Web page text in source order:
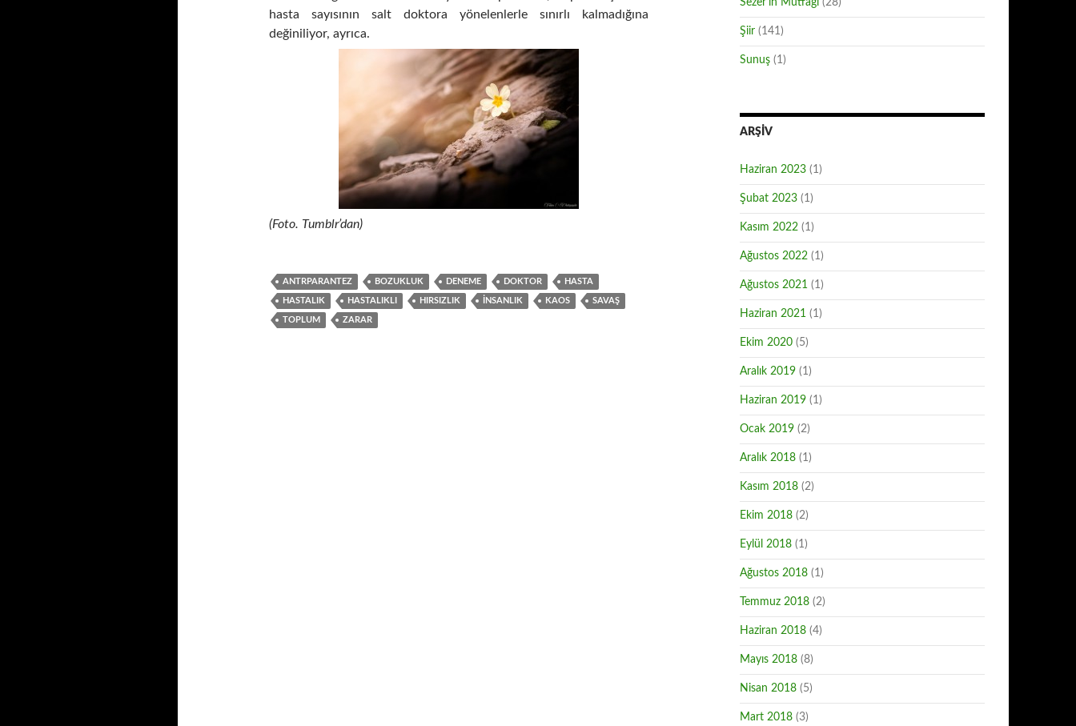
hasta sayısının salt doktora yönelenlerle sınırlı kalmadığına
değiniliyor, ayrıca.
(Foto. Tumblr’dan)
ANTRPARANTEZ BOZUKLUK DENEME DOKTOR HASTA
HASTALIK HASTALIKLI HIRSIZLIK INSANLIK KAOS SAVAŞ
TOPLUM ZARAR
Sezer'in Mutfağı (28)
Şiir (141)
Sunuş (1)
ARŞIV
Haziran 2023 (1)
Şubat 2023 (1)
Kasım 2022 (1)
Ağustos 2022 (1)
Ağustos 2021 (1)
Haziran 2021 (1)
Ekim 2020 (5)
Aralık 2019 (1)
Haziran 2019 (1)
Ocak 2019 (2)
Aralık 2018 (1)
Kasım 2018 (2)
Ekim 2018 (2)
Eylül 2018 (1)
Ağustos 2018 (1)
Temmuz 2018 (2)
Haziran 2018 (4)
Mayıs 2018 (8)
Nisan 2018 (5)
Mart 2018 (3)